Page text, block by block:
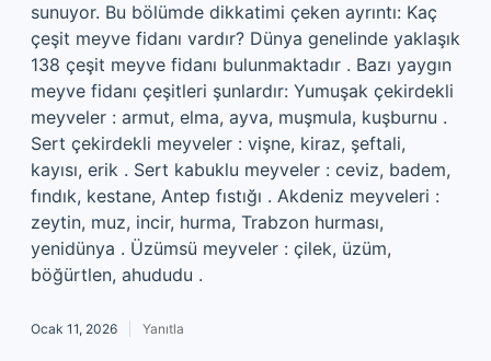
sunuyor. Bu bölümde dikkatimi çeken ayrıntı: Kaç
çeşit meyve fidanı vardır? Dünya genelinde yaklaşık
138 çeşit meyve fidanı bulunmaktadır . Bazı yaygın
meyve fidanı çeşitleri şunlardır: Yumuşak çekirdekli
meyveler : armut, elma, ayva, muşmula, kuşburnu .
Sert çekirdekli meyveler : vişne, kiraz, şeftali,
kayısı, erik . Sert kabuklu meyveler : ceviz, badem,
fındık, kestane, Antep fıstığı . Akdeniz meyveleri :
zeytin, muz, incir, hurma, Trabzon hurması,
yenidünya . Üzümsü meyveler : çilek, üzüm,
böğürtlen, ahududu .
Ocak 11, 2026 Yanıtla